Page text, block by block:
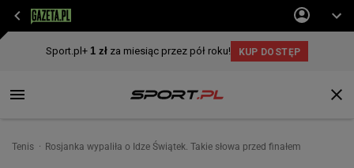
Tenis Rosjanka wypaliła o Idze Świątek. Takie słowa przed finałem